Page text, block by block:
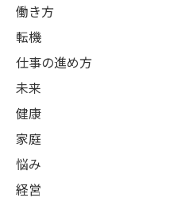
働き方
転機
仕事の進め方
未来
健康
家庭
悩み
経営